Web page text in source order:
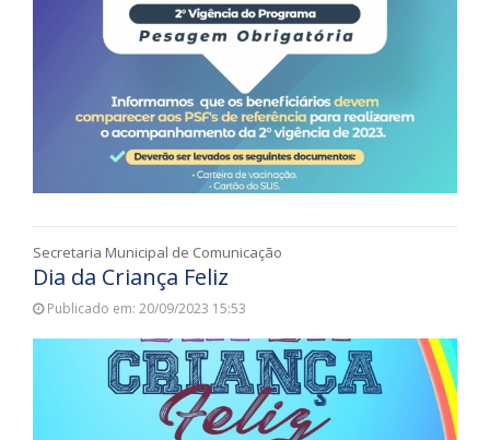
Secretaria Municipal de Comunicação
Dia da Criança Feliz
Publicado em: 20/09/2023 15:53